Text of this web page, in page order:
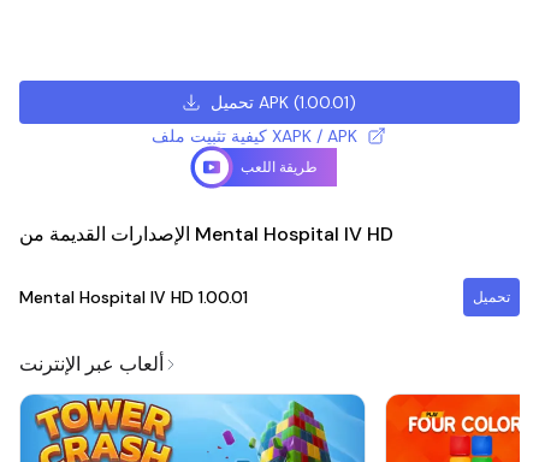
تحميل APK (1.00.01)
كيفية تثبيت ملف XAPK / APK
طريقة اللعب
الإصدارات القديمة من Mental Hospital IV HD
Mental Hospital IV HD 1.00.01 تحميل
ألعاب عبر الإنترنت